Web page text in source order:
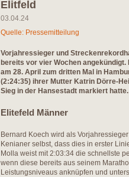
Elitfeld
03.04.24
Quelle: Pressemitteilung
Vorjahressieger und
bereits vor vier Wochen
am 28. April zum dritten Mal in
(2:24:35) ihrer Mutter Katrin Dörre-
Sieg in der Hansestadt markiert hatte.
Elitefeld Männer
Bernard Koech wird als
Kenianer selbst, dass dies in erster
Molla weist mit 2:03:34 die schnellste
wenn diese bereits aus seinem
Leistungsniveaus anknüpfen und